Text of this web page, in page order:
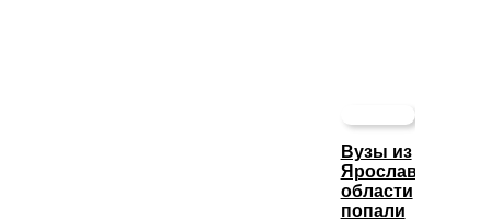
Вузы из
Ярославской
области
попали